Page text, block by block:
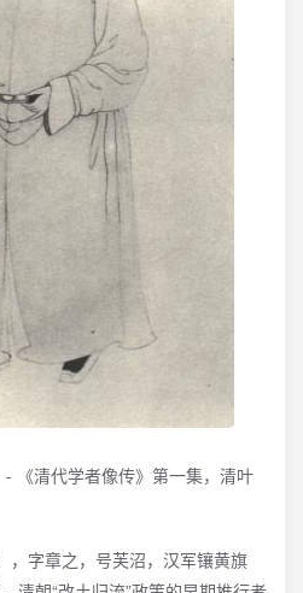
《清代学者像传》第一集，清叶
，字章之，号芙沼，汉军镶黄旗